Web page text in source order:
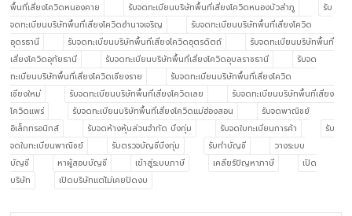
พื้นที่เสี่ยงโควิดหนองคาย
รับจดทะเบียนบริษัทพื้นที่เสี่ยงโควิดหนองบัวลำภู
รับ
จดทะเบียนบริษัทพื้นที่เสี่ยงโควิดอำนาจเจริญ
รับจดทะเบียนบริษัทพื้นที่เสี่ยงโควิด
อุดรธานี
รับจดทะเบียนบริษัทพื้นที่เสี่ยงโควิดอุตรดิตถ์
รับจดทะเบียนบริษัทพื้นที่
เสี่ยงโควิดอุทัยธานี
รับจดทะเบียนบริษัทพื้นที่เสี่ยงโควิดอุบลราชธานี
รับจด
ทะเบียนบริษัทพื้นที่เสี่ยงโควิดเชียงราย
รับจดทะเบียนบริษัทพื้นที่เสี่ยงโควิด
เชียงใหม่
รับจดทะเบียนบริษัทพื้นที่เสี่ยงโควิดเลย
รับจดทะเบียนบริษัทพื้นที่เสี่ยง
โควิดแพร่
รับจดทะเบียนบริษัทพื้นที่เสี่ยงโควิดแม่ฮ่องสอน
รับจดพาณิชย์
อิเล็กทรอนิกส์
รับจดห้างหุ้นส่วนจำกัด บึงกุ่ม รับจดใบทะเบียนการค้า
รับ
จดใบทะเบียนพาณิชย์
รับตรวจบัญชีบึงกุ่ม รับทำบัญชี
วางระบบ
บัญชี
หาผู้สอบบัญชี เข้าสู่ระบบภาษี เคลียร์ปัญหาภาษี
เปิด
บริษัท
เปิดบริษัทแต่ไม่เคยปิดงบ